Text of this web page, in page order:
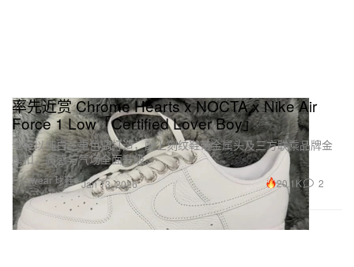
Footwear 球鞋
率先近赏 Chrome Hearts x NOCTA x Nike Air
Force 1 Low「Certified Lover Boy」
全鞋以纯白三重色调打造，配上刻纹鞋带金属头及三方联乘品牌金
属扣，质感与气场全面升级。
Jan 13, 2026 20.1K 2